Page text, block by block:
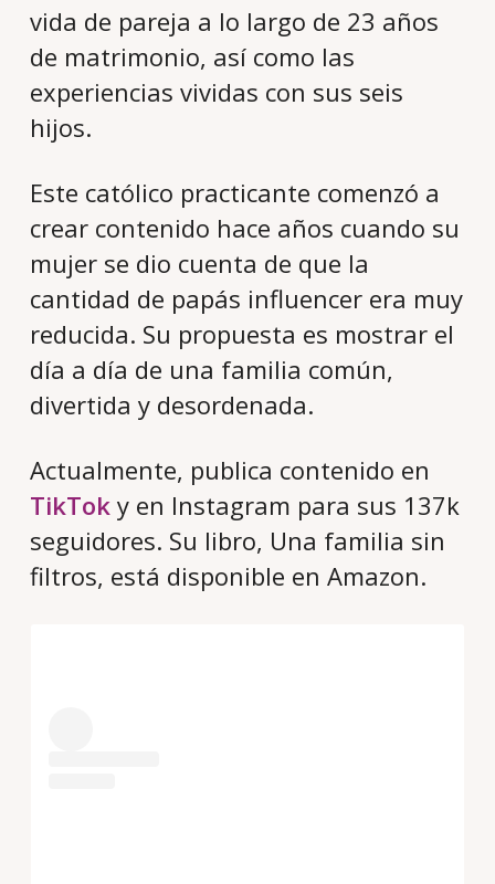
vida de pareja a lo largo de 23 años
de matrimonio, así como las
experiencias vividas con sus seis
hijos.
Este católico practicante comenzó a
crear contenido hace años cuando su
mujer se dio cuenta de que la
cantidad de papás influencer era muy
reducida. Su propuesta es mostrar el
día a día de una familia común,
divertida y desordenada.
Actualmente, publica contenido en
TikToky en Instagram para sus 137k
seguidores. Su libro, Una familia sin
filtros, está disponible en Amazon.